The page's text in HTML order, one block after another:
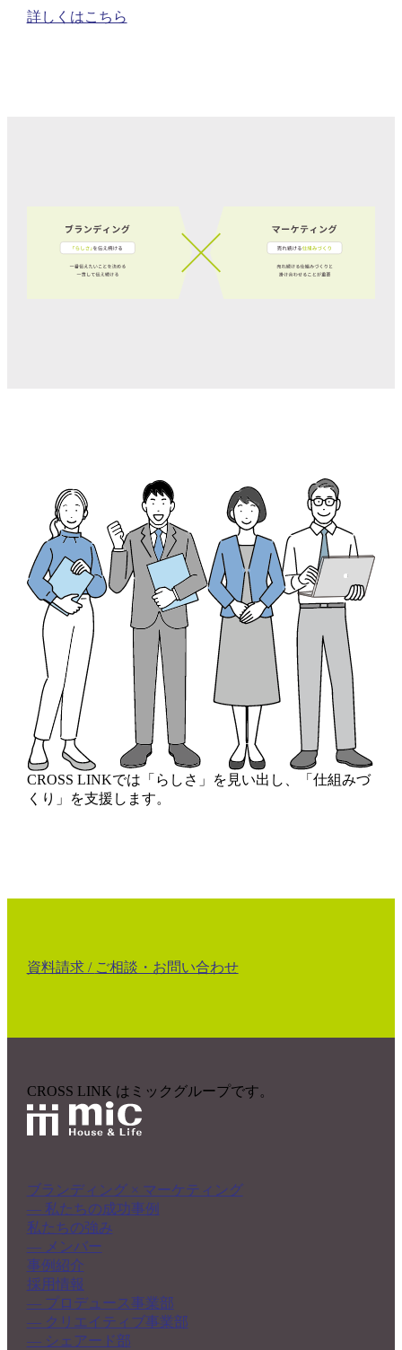
詳しくはこちら
CROSS LINKでは 「らしさ」 を見い出し、
「仕組みづ
くり」
を支援します。
資料請求 / ご相談・お問い合わせ
CROSS LINK はミックグループです。
ブランディング × マーケティング
― 私たちの成功事例
私たちの強み
― メンバー
事例紹介
採用情報
― プロデュース事業部
― クリエイティブ事業部
― シェアード部